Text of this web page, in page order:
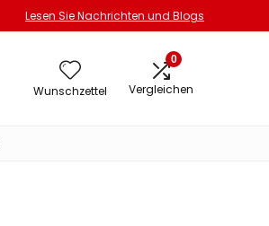
Lesen Sie Nachrichten und Blogs
Wunschzettel
0
Vergleichen